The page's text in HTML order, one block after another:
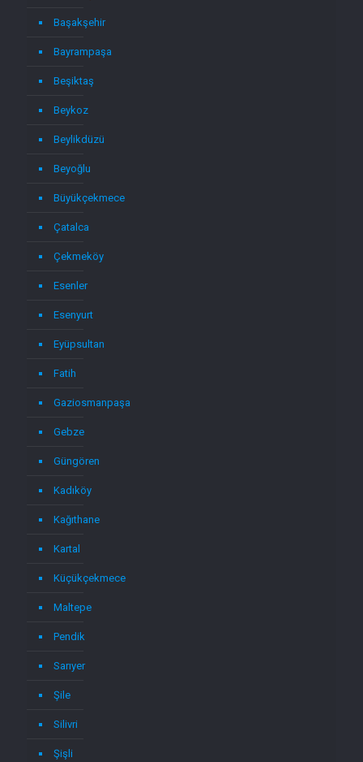
Başakşehir
Bayrampaşa
Beşiktaş
Beykoz
Beylikdüzü
Beyoğlu
Büyükçekmece
Çatalca
Çekmeköy
Esenler
Esenyurt
Eyüpsultan
Fatih
Gaziosmanpaşa
Gebze
Güngören
Kadıköy
Kağıthane
Kartal
Küçükçekmece
Maltepe
Pendik
Sarıyer
Şile
Silivri
Şişli